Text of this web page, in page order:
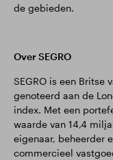
de gebieden.
Over SEGRO
SEGRO is een Britse
genoteerd aan de
index. Met een
waarde van 14,4
eigenaar, beheerder
commercieel